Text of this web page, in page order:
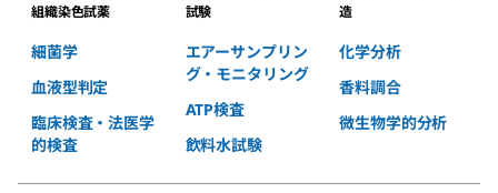
組織染色試薬
細菌学
血液型判定
臨床検査・法医学
的検査
試験
エアーサンプリン
グ・モニタリング
ATP検査
飲料水試験
造
化学分析
香料調合
微生物学的分析